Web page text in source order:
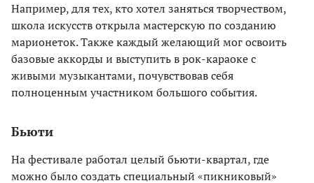
Например, для тех, кто хотел заняться творчеством,
школа искусств открыла мастерскую по созданию
марионеток. Также каждый желающий мог освоить
базовые аккорды и выступить в рок-караоке с
живыми музыкантами, почувствовав себя
полноценным участником большого события.
Бьюти
На фестивале работал целый бьюти-квартал, где
можно было создать специальный «пикниковый»